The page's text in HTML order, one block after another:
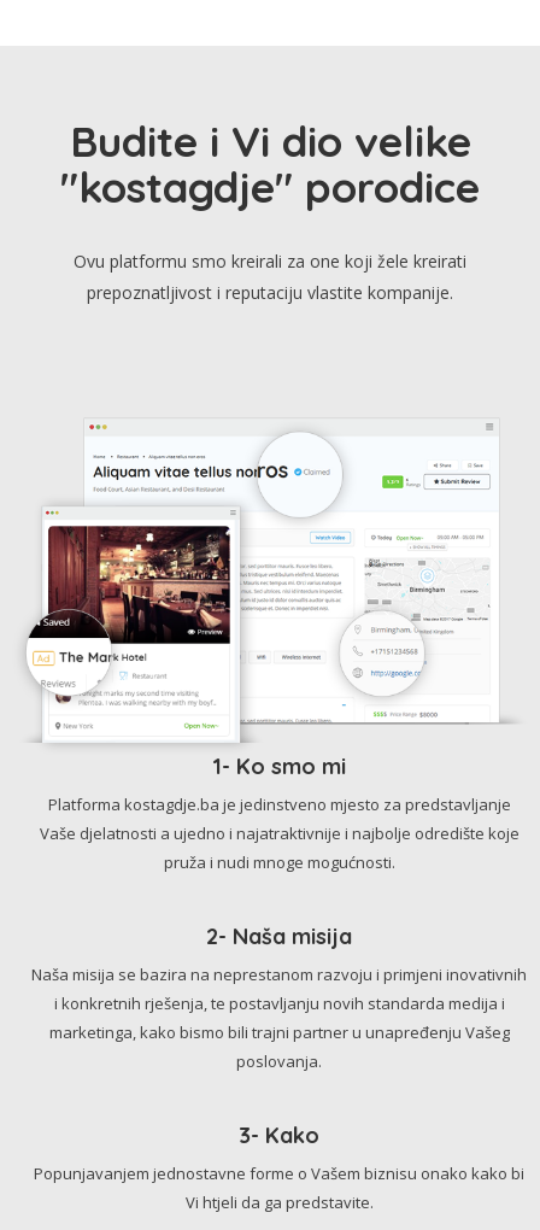
Budite i Vi dio velike
"kostagdje" porodice
Ovu platformu smo kreirali za one koji žele kreirati
prepoznatljivost i reputaciju vlastite kompanije.
1- Ko smo mi
Platforma kostagdje.ba je jedinstveno mjesto za predstavljanje
Vaše djelatnosti a ujedno i najatraktivnije i najbolje odredište koje
pruža i nudi mnoge mogućnosti.
2- Naša misija
Naša misija se bazira na neprestanom razvoju i primjeni inovativnih
i konkretnih rješenja, te postavljanju novih standarda medija i
marketinga, kako bismo bili trajni partner u unapređenju Vašeg
poslovanja.
3- Kako
Popunjavanjem jednostavne forme o Vašem biznisu onako kako bi
Vi htjeli da ga predstavite.